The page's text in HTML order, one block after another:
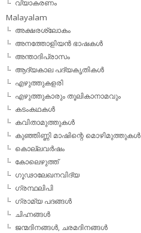
വ്യാകരണം
Malayalam
അക്ഷരശ്ലോകം
അനത്തോളിയന്‍ ഭാഷകള്‍
അന്താദിപ്രാസം
ആദ്യകാല പദ്യകൃതികള്‍
എഴുത്തുകളരി
എഴുത്തുകാരും തൂലികാനാമവും
കടംകഥകള്‍
കവിതാമുത്തുകള്‍
കുഞ്ഞിണ്ണി മാഷിന്റെ മൊഴിമുത്തുകള്‍
കൊല്ലവര്‍ഷം
കോലെഴുത്ത്
ഗൂഢാലേഖനവിദ്യ
ഗ്രന്ഥലിപി
ഗ്രാമ്യ പദങ്ങള്‍
ചിഹ്നങ്ങള്‍
ജന്മദിനങ്ങള്‍, ചരമദിനങ്ങള്‍